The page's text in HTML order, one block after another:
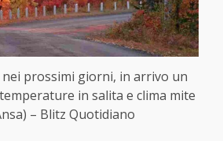
prossimi giorni, in arrivo un
in salita e clima mite
– Blitz Quotidiano